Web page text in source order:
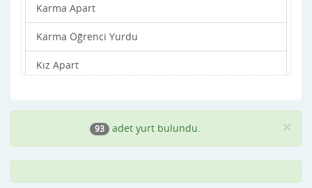
Batman
Bayburt
Bilecik
Burdur
Karma Apart
Karma Öğrenci Yurdu
Kız Apart
Kız Pansiyonları ×
93 adet yurt bulundu.